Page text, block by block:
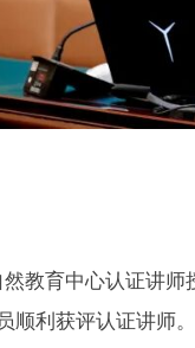
教育中心认证讲
顺利获评认证讲师。